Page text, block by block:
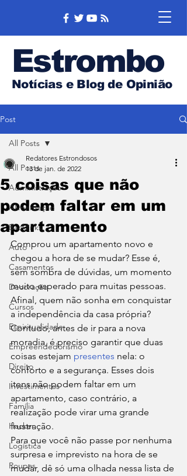
Estrombo
Notícias e Blog de Opinião
Post
All Posts
Administração
Alimentação
Backlinks
Auto
Casamentos
Decoração
Cursos
Espiritualidade
Empreendedorismo
Direito
Investimentos
Família
Hacker
Logística
Roupas
All Posts
5 coisas que não
podem faltar em um
apartamento
Redatores Estrondosos
13 de jan. de 2022
Comprou um apartamento novo e
chegou a hora de se mudar? Esse é,
sem sombra de dúvidas, um momento
muito esperado para muitas pessoas.
Afinal, quem não sonha em conquistar
a independência da casa própria?
Contudo, antes de ir para a nova
moradia, é preciso garantir que duas
coisas estejam presentes nela: o
conforto e a segurança. Esses dois
itens não podem faltar em um
apartamento, caso contrário, a
realização pode virar uma grande
frustração.
Para que você não passe por nenhuma
surpresa e imprevisto na hora de se
mudar, dê só uma olhada nessa lista de